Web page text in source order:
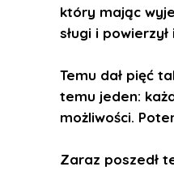
który mając
sługi i
Temu dał pięć
temu jeden:
możliwości.
Zaraz poszedł